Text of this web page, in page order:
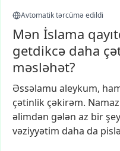
Avtomatik tərcümə edildi
Mən İslama
getdikcə daha
məsləhət?
Əssəlamu aleykum,
çətinlik çəkirəm. Namaz
əlimdən gələn az bir
vəziyyətim daha da